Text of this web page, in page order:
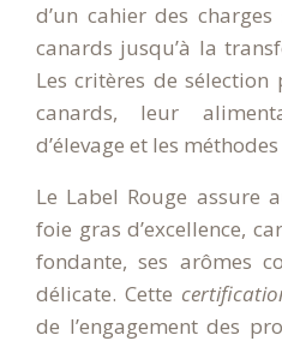
d’un cahier des
canards jusqu’à la
Les critères de
canards, leur
d’élevage et les
Le Label Rouge assure
foie gras d’excellence,
fondante, ses arômes
délicate. Cette
de l’engagement des